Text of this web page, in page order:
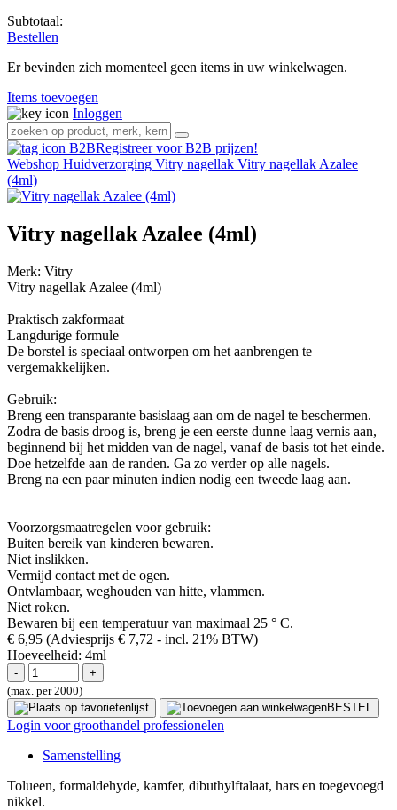
Subtotaal:
Bestellen
Er bevinden zich momenteel geen items in uw winkelwagen.
Items toevoegen
Inloggen
Registreer voor B2B prijzen!
Webshop Huidverzorging Vitry nagellak Vitry nagellak Azalee
(4ml)
Vitry nagellak Azalee (4ml)
Merk: Vitry
Vitry nagellak Azalee (4ml)
Praktisch zakformaat
Langdurige formule
De borstel is speciaal ontworpen om het aanbrengen te
vergemakkelijken.
Gebruik:
Breng een transparante basislaag aan om de nagel te beschermen.
Zodra de basis droog is, breng je een eerste dunne laag vernis aan,
beginnend bij het midden van de nagel, vanaf de basis tot het einde.
Doe hetzelfde aan de randen. Ga zo verder op alle nagels.
Breng na een paar minuten indien nodig een tweede laag aan.
Voorzorgsmaatregelen voor gebruik:
Buiten bereik van kinderen bewaren.
Niet inslikken.
Vermijd contact met de ogen.
Ontvlambaar, weghouden van hitte, vlammen.
Niet roken.
Bewaren bij een temperatuur van maximaal 25 ° C.
€ 6,95 (Adviesprijs € 7,72 - incl. 21% BTW)
Hoeveelheid: 4ml
(max. per 2000)
BESTEL
Login voor groothandel professionelen
Samenstelling
Tolueen, formaldehyde, kamfer, dibuthylftalaat, hars en toegevoegd
nikkel.